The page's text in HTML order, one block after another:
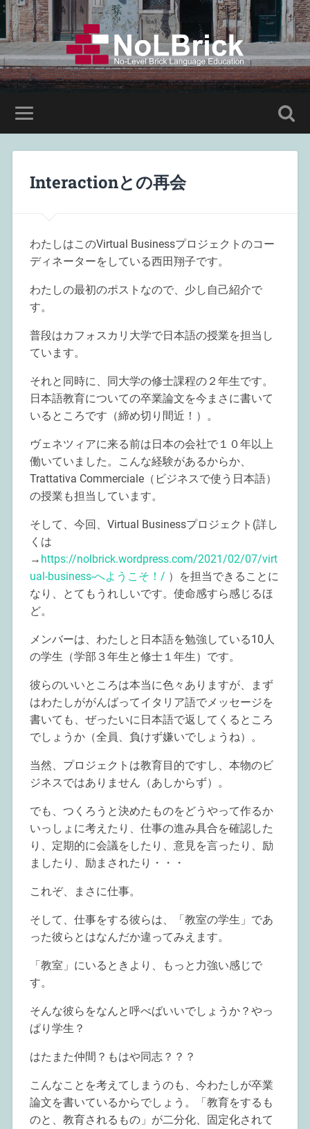
Interactionとの再会
わたしはこのVirtual Businessプロジェクトのコー
ディネーターをしている西田翔子です。
わたしの最初のポストなので、少し自己紹介で
す。
普段はカフォスカリ大学で日本語の授業を担当し
ています。
それと同時に、同大学の修士課程の２年生です。
日本語教育についての卒業論文を今まさに書いて
いるところです（締め切り間近！）。
ヴェネツィアに来る前は日本の会社で１０年以上
働いていました。こんな経験があるからか、
Trattativa Commerciale（ビジネスで使う日本語）
の授業も担当しています。
そして、今回、Virtual Businessプロジェクト(詳し
くは
→ https://nolbrick.wordpress.com/2021/02/07/virt
ual-business-へようこそ！/ ）を担当できることに
なり、とてもうれしいです。使命感すら感じるほ
ど。
メンバーは、わたしと日本語を勉強している10人
の学生（学部３年生と修士１年生）です。
彼らのいいところは本当に色々ありますが、まず
はわたしががんばってイタリア語でメッセージを
書いても、ぜったいに日本語で返してくるところ
でしょうか（全員、負けず嫌いでしょうね）。
当然、プロジェクトは教育目的ですし、本物のビ
ジネスではありません（あしからず）。
でも、つくろうと決めたものをどうやって作るか
いっしょに考えたり、仕事の進み具合を確認した
り、定期的に会議をしたり、意見を言ったり、励
ましたり、励まされたり・・・
これぞ、まさに仕事。
そして、仕事をする彼らは、「教室の学生」であ
った彼らとはなんだか違ってみえます。
「教室」にいるときより、もっと力強い感じで
す。
そんな彼らをなんと呼べばいいでしょうか？やっ
ぱり学生？
はたまた仲間？もはや同志？？？
こんなことを考えてしまうのも、今わたしが卒業
論文を書いているからでしょう。「教育をするも
のと、教育されるもの」が二分化、固定化されて